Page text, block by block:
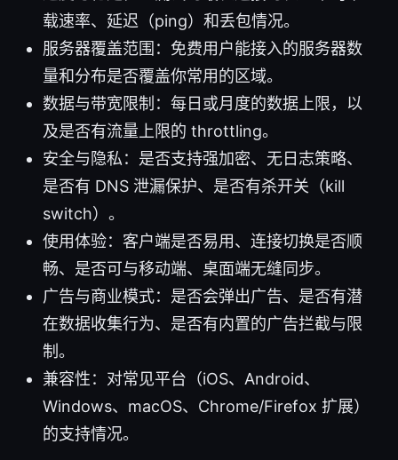
载速率、延迟（ping）和丢包情况。
服务器覆盖范围：免费用户能接入的服务器数
量和分布是否覆盖你常用的区域。
数据与带宽限制：每日或月度的数据上限，以
及是否有流量上限的 throttling。
安全与隐私：是否支持强加密、无日志策略、
是否有 DNS 泄漏保护、是否有杀开关（kill
switch）。
使用体验：客户端是否易用、连接切换是否顺
畅、是否可与移动端、桌面端无缝同步。
广告与商业模式：是否会弹出广告、是否有潜
在数据收集行为、是否有内置的广告拦截与限
制。
兼容性：对常见平台（iOS、Android、
Windows、macOS、Chrome/Firefox 扩展）
的支持情况。